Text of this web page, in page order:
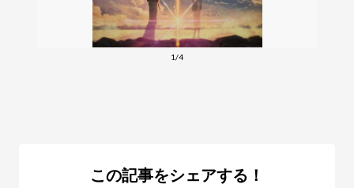
1/4
この記事をシェアする！